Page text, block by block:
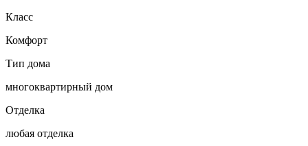
Класс
Комфорт
Тип дома
многоквартирный дом
Отделка
любая отделка